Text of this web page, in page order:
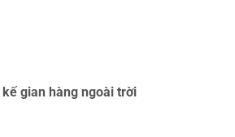
gian hàng ngoài trời